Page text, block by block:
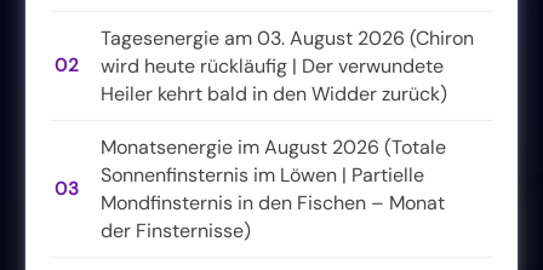
02
Tagesenergie am 03. August 2026 (Chiron
wird heute rückläufig | Der verwundete
Heiler kehrt bald in den Widder zurück)
03
Monatsenergie im August 2026 (Totale
Sonnenfinsternis im Löwen | Partielle
Mondfinsternis in den Fischen – Monat
der Finsternisse)